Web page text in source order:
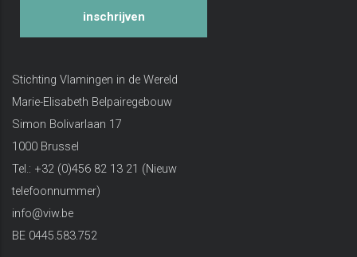
inschrijven
Stichting Vlamingen in de Wereld
Marie-Elisabeth Belpairegebouw
Simon Bolivarlaan 17
1000 Brussel
Tel.: +32 (0)456 82 13 21 (Nieuw
telefoonnummer)
info@viw.be
BE 0445.583.752